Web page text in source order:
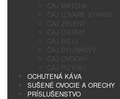
ČAJ MATCHA
ČAJ LOVARE SYPANÝ
ČAJ ZELENÝ
ČAJ ČIERNY
ČAJ BIELY
ČAJ BYLINKOVÝ
ČAJ OVOCNÝ
ČAJ PU ERH
OCHUTENÁ KÁVA
SUŠENÉ OVOCIE A ORECHY
PRÍSLUŠENSTVO